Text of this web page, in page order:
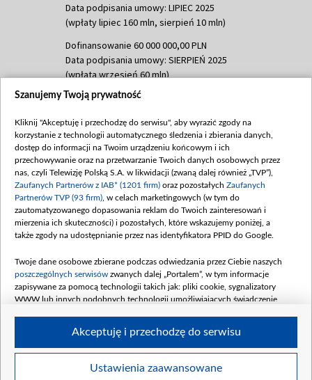
Data podpisania umowy: LIPIEC 2025
(wpłaty lipiec 160 mln, sierpień 10 mln)
Dofinansowanie 60 000 000,00 PLN
Data podpisania umowy: SIERPIEŃ 2025
(wpłata wrzesień 60 mln)
Dofinansowanie 635 783 051,21 PLN
(wpłata wrzesień 100 mln, październik 350
mln, listopad 265 mln)
Dofinansowanie 48 862 000,00 PLN
Data podpisania umowy: GRUDZIEŃ 2025
(wpłata grudzień 60,548 mln)
Dofinansowanie 900 000 000,00 PLN
Data podpisania umowy: LUTY 2026 (wpłata
kwiecień 180 mln, 7 maja 180 mln, 8
czerwca 90 mln)
Dofinansowanie 250 000 000,00 PLN
4 sierpnia 250 mln
Szanujemy Twoją prywatność
Kliknij "Akceptuję i przechodzę do serwisu", aby wyrazić zgody na
korzystanie z technologii automatycznego śledzenia i zbierania danych,
dostęp do informacji na Twoim urządzeniu końcowym i ich
przechowywanie oraz na przetwarzanie Twoich danych osobowych przez
nas, czyli Telewizję Polską S.A. w likwidacji (zwaną dalej również „TVP”),
Zaufanych Partnerów z IAB* (1201 firm) oraz pozostałych Zaufanych
Partnerów TVP (93 firm) , w celach marketingowych (w tym do
zautomatyzowanego dopasowania reklam do Twoich zainteresowań i
mierzenia ich skuteczności) i pozostałych, które wskazujemy poniżej, a
także zgody na udostępnianie przez nas identyfikatora PPID do Google.
Twoje dane osobowe zbierane podczas odwiedzania przez Ciebie naszych
poszczególnych serwisów zwanych dalej „Portalem”, w tym informacje
zapisywane za pomocą technologii takich jak: pliki cookie, sygnalizatory
WWW lub innych podobnych technologii umożliwiających świadczenie
Twoje dane osobowe zbierane podczas odwiedzania przez Ciebie
Ustawienia zaawansowane
Akceptuję i przechodzę do serwisu